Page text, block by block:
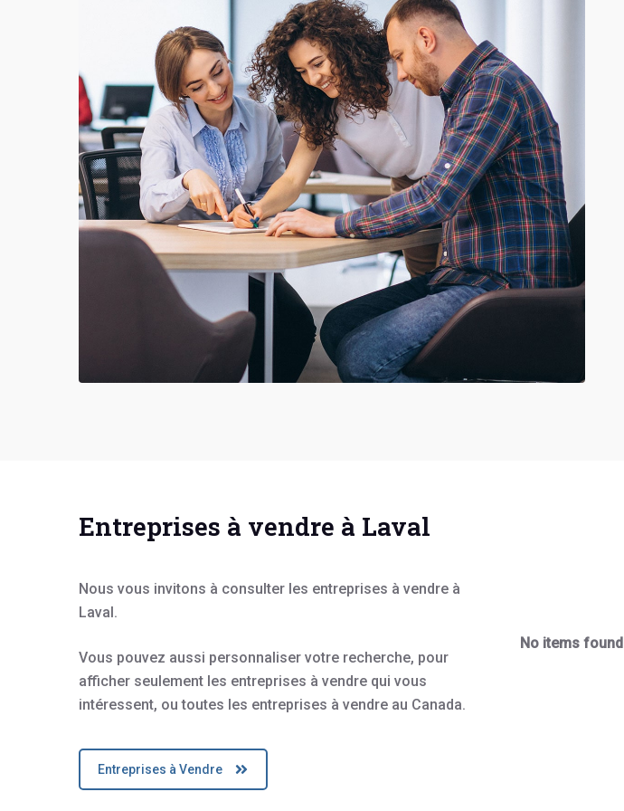
Entreprises à vendre à Laval
Nous vous invitons à consulter les entreprises à vendre à
Laval.
Vous pouvez aussi personnaliser votre recherche, pour
afficher seulement les entreprises à vendre qui vous
intéressent, ou toutes les entreprises à vendre au Canada.
Entreprises à Vendre
No items found